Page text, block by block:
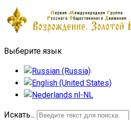
Выберите язык
Искать...